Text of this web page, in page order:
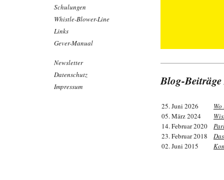
Schulungen
Whistle-Blower-Line
Links
Gever-Manual
Newsletter
Datenschutz
Impressum
Blog-
25. Juni 2026
05. März 2024
14. Februar 2020
23. Februar 2018
02. Juni 2015